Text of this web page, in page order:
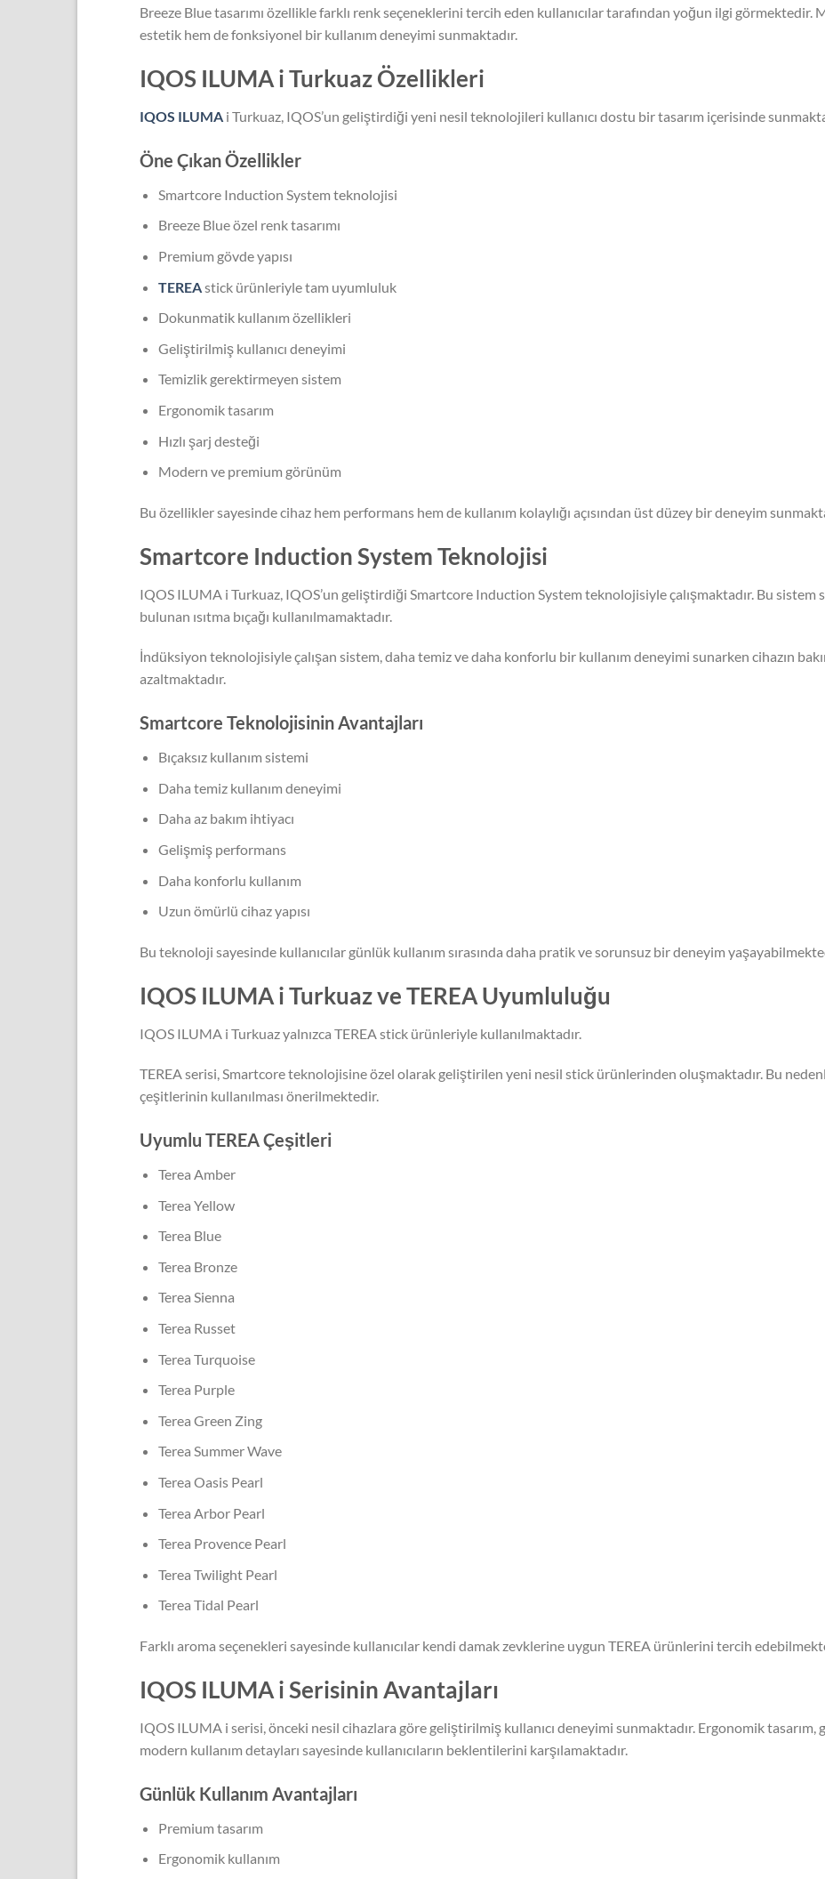
Breeze Blue tasarımı özellikle farklı renk seçeneklerini tercih eden kullanıcılar tarafından yoğun ilgi
estetik hem de fonksiyonel bir kullanım deneyimi sunmaktadır.
IQOS ILUMA i Turkuaz Özellikleri
IQOS ILUMA i Turkuaz, IQOS’un geliştirdiği yeni nesil teknolojileri kullanıcı dostu bir tasarım içerisinde
Öne Çıkan Özellikler
Smartcore Induction System teknolojisi
Breeze Blue özel renk tasarımı
Premium gövde yapısı
TEREAstick ürünleriyle tam uyumluluk
Dokunmatik kullanım özellikleri
Geliştirilmiş kullanıcı deneyimi
Temizlik gerektirmeyen sistem
Ergonomik tasarım
Hızlı şarj desteği
Modern ve premium görünüm
Bu özellikler sayesinde cihaz hem performans hem de kullanım kolaylığı açısından üst düzey bir deneyim
Smartcore Induction System Teknolojisi
IQOS ILUMA i Turkuaz, IQOS’un geliştirdiği Smartcore Induction System teknolojisiyle çalışmaktadır. Bu sistem
bulunan ısıtma bıçağı kullanılmamaktadır.
İndüksiyon teknolojisiyle çalışan sistem, daha temiz ve daha konforlu bir kullanım deneyimi sunarken cihazın
azaltmaktadır.
Smartcore Teknolojisinin Avantajları
Bıçaksız kullanım sistemi
Daha temiz kullanım deneyimi
Daha az bakım ihtiyacı
Gelişmiş performans
Daha konforlu kullanım
Uzun ömürlü cihaz yapısı
Bu teknoloji sayesinde kullanıcılar günlük kullanım sırasında daha pratik ve sorunsuz bir deneyim
IQOS ILUMA i Turkuaz ve TEREA Uyumluluğu
IQOS ILUMA i Turkuaz yalnızca TEREA stick ürünleriyle kullanılmaktadır.
TEREA serisi, Smartcore teknolojisine özel olarak geliştirilen yeni nesil stick ürünlerinden oluşmaktadır. Bu
çeşitlerinin kullanılması önerilmektedir.
Uyumlu TEREA Çeşitleri
Terea Amber
Terea Yellow
Terea Blue
Terea Bronze
Terea Sienna
Terea Russet
Terea Turquoise
Terea Purple
Terea Green Zing
Terea Summer Wave
Terea Oasis Pearl
Terea Arbor Pearl
Terea Provence Pearl
Terea Twilight Pearl
Terea Tidal Pearl
Farklı aroma seçenekleri sayesinde kullanıcılar kendi damak zevklerine uygun TEREA ürünlerini tercih
IQOS ILUMA i Serisinin Avantajları
IQOS ILUMA i serisi, önceki nesil cihazlara göre geliştirilmiş kullanıcı deneyimi sunmaktadır. Ergonomik
modern kullanım detayları sayesinde kullanıcıların beklentilerini karşılamaktadır.
Günlük Kullanım Avantajları
Premium tasarım
Ergonomik kullanım